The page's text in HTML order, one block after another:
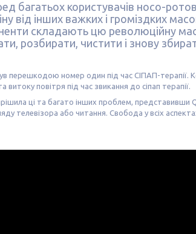
багатьох користувачів носо-
від інших важких і громіздких
складають цю революційну
розбирати, чистити і знову
номер один під час СІПАП-терапії.
витоку повітря під час звикання до сіпап терапії.
ці та багато інших проблем, представивши
телевізора або читання. Свобода у всіх